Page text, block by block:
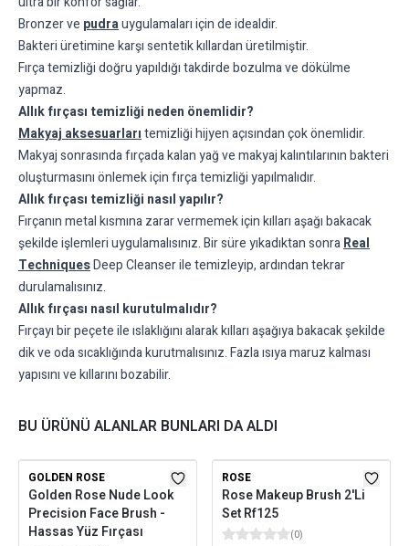
Bronzer ve pudrauygulamaları için de idealdir.
Bakteri üretimine karşı sentetik kıllardan üretilmiştir.
Fırça temizliği doğru yapıldığı takdirde bozulma ve dökülme
yapmaz.
Allık fırçası temizliği neden önemlidir?
Makyaj aksesuarlarıtemizliği hijyen açısından çok önemlidir.
Makyaj sonrasında fırçada kalan yağ ve makyaj kalıntılarının bakteri
oluşturmasını önlemek için fırça temizliği yapılmalıdır.
Allık fırçası temizliği nasıl yapılır?
Fırçanın metal kısmına zarar vermemek için kılları aşağı bakacak
şekilde işlemleri uygulamalısınız. Bir süre yıkadıktan sonraReal
TechniquesDeep Cleanser ile temizleyip, ardından tekrar
durulamalısınız.
Allık fırçası nasıl kurutulmalıdır?
Fırçayı bir peçete ile ıslaklığını alarak kılları aşağıya bakacak şekilde
dik ve oda sıcaklığında kurutmalısınız. Fazla ısıya maruz kalması
yapısını ve kıllarını bozabilir.
BU ÜRÜNÜ ALANLAR BUNLARI DA ALDI
GOLDEN ROSE
Golden Rose Nude Look
Precision Face Brush -
Hassas Yüz Fırçası
ROSE
Rose Makeup Brush 2'Li
Set Rf125
(0)